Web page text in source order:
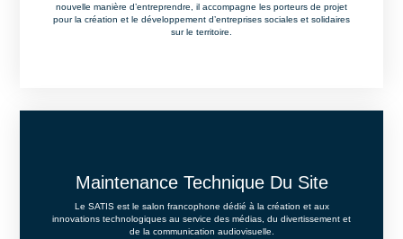
nouvelle manière d’entreprendre, il accompagne les porteurs de projet
pour la création et le développement d’entreprises sociales et solidaires
sur le territoire.
Maintenance Technique Du Site​
Le SATIS est le salon francophone dédié à la création et aux
innovations technologiques au service des médias, du divertissement et
de la communication audiovisuelle.